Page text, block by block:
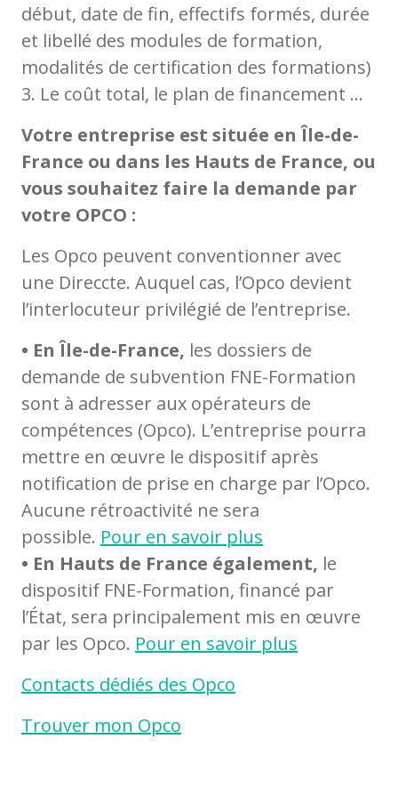
début, date de fin, effectifs formés, durée
et libellé des modules de formation,
modalités de certification des formations)
3. Le coût total, le plan de financement …
Votre entreprise est située en Île-de-
France ou dans les Hauts de France, ou
vous souhaitez faire la demande par
votre OPCO :
Les Opco peuvent conventionner avec
une Direccte. Auquel cas, l’Opco devient
l’interlocuteur privilégié de l’entreprise.
• En Île-de-France, les dossiers de
demande de subvention FNE-Formation
sont à adresser aux opérateurs de
compétences (Opco). L’entreprise pourra
mettre en œuvre le dispositif après
notification de prise en charge par l’Opco.
Aucune rétroactivité ne sera
possible. Pour en savoir plus
• En Hauts de France également, le
dispositif FNE-Formation, financé par
l’État, sera principalement mis en œuvre
par les Opco. Pour en savoir plus
Contacts dédiés des Opco
Trouver mon Opco